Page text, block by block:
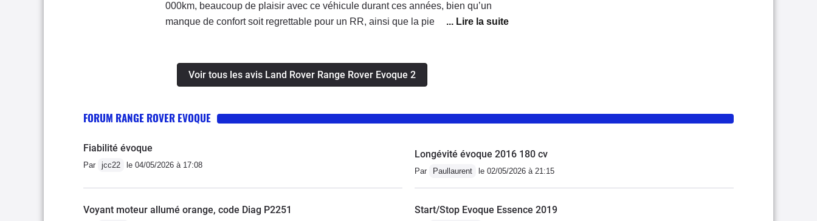
000km, beaucoup de plaisir avec ce véhicule durant ces années, bien qu’un
manque de confort soit regrettable pour un RR, ainsi que la pietre qualité de
mais moteur, châssis, trains roulants, intérieur, finitions radicalement différents.
Le niveau Range Rover retrouvé. Du velour à la conduite. Que du bonheur.
Voir tous les avis Land Rover Range Rover Evoque 2
FORUM RANGE ROVER EVOQUE
Fiabilité évoque
Par jcc22 le 04/05/2026 à 17:08
Longévité évoque 2016 180 cv
Par Paullaurent le 02/05/2026 à 21:15
Voyant moteur allumé orange, code Diag P2251 Start/Stop Evoque Essence 2019